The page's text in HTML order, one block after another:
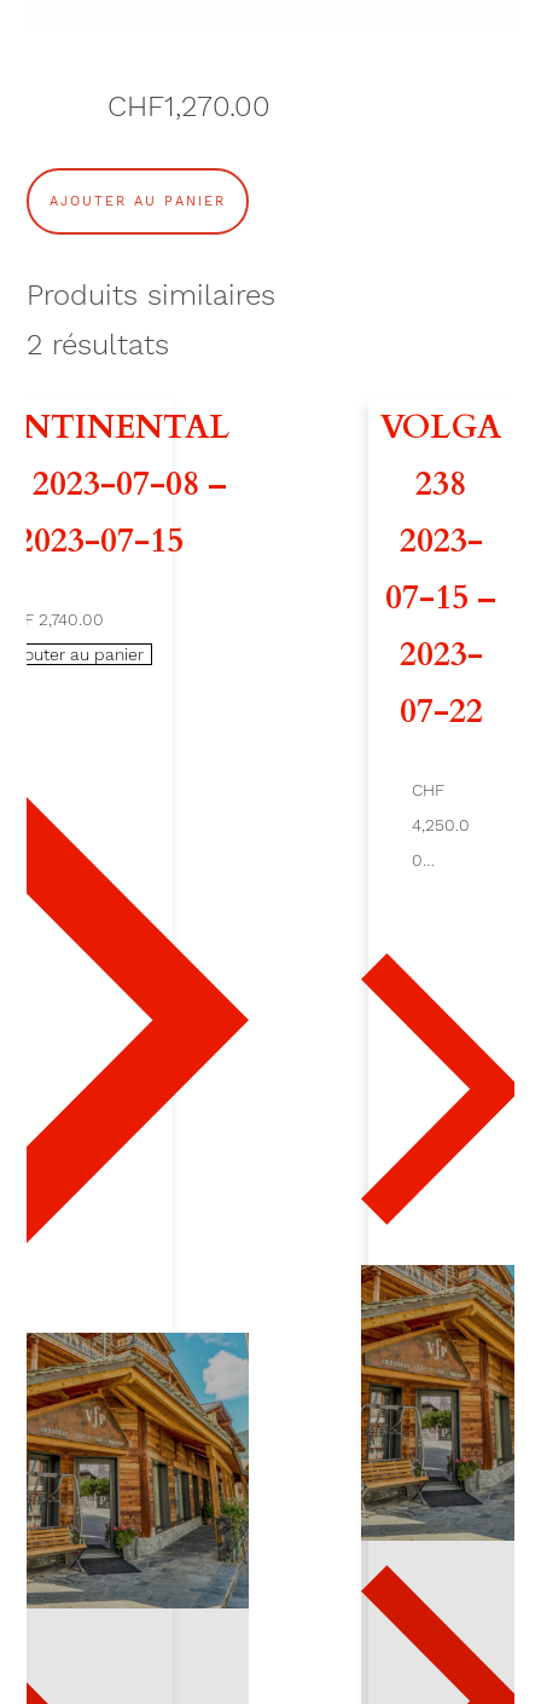
CHF1,270.00
q
u
a
n
i
t
é
e
B
1
2
2
5
-
0
1
-
7
AJOUTER AU PANIER
Produits similaires
2résultats
2023-07-08 –
2023-07-15
CHF 2,740.00
Ajouter au panier
VOLGA
238
2023-
07-15 –
2023-
07-22
CHF
4,250.0
0